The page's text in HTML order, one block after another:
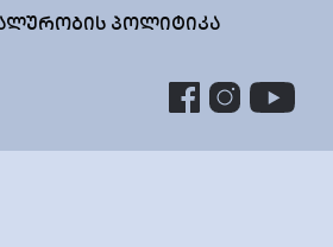
ᲞᲝᲚᲘᲢᲘᲙᲐ